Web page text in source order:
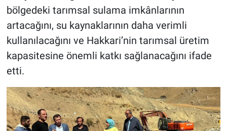
bölgedeki tarımsal sulama imkânlarının
artacağını, su kaynaklarının daha verimli
kullanılacağını ve Hakkari’nin tarımsal üretim
kapasitesine önemli katkı sağlanacağını ifade
etti.